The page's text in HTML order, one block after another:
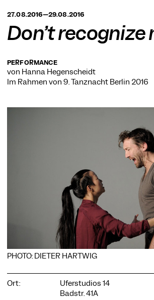
BERLIN
27.08.2016—29.08.2016
Don’t recognize
PERFORMANCE
von Hanna Hegenscheidt
Im Rahmen von 9. Tanznacht Berlin 2016
PHOTO: DIETER HARTWIG
Ort:
Uferstudios 14
Badstr. 41A
COOKIE-EINSTELLUNGEN
Wir verwenden Cookies und Inhalte externer